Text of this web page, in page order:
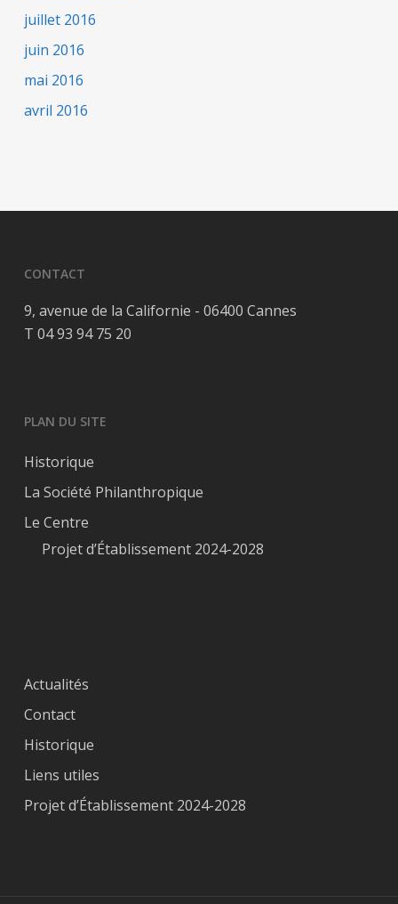
juillet 2016
juin 2016
mai 2016
avril 2016
CONTACT
9, avenue de la Californie - 06400 Cannes
T 04 93 94 75 20
PLAN DU SITE
Historique
La Société Philanthropique
Le Centre
Projet d’Établissement 2024-2028
Actualités
Contact
Historique
Liens utiles
Projet d’Établissement 2024-2028